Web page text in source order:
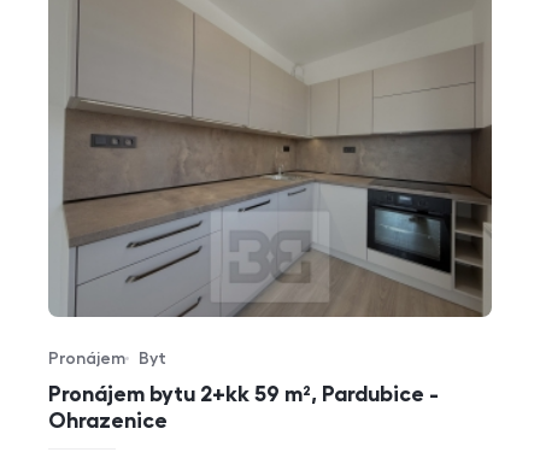
Pronájem bytu 2+kk 59 m², Pardubice -
Ohrazenice
Typ nabídky
Pronájem
Typ nemovitosti
Byt